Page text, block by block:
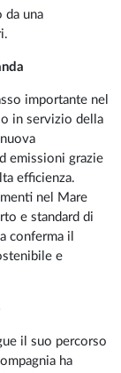
da una
importante nel
in servizio della
emissioni grazie
efficienza.
nel Mare
e standard di
conferma il
e
il suo percorso
ha